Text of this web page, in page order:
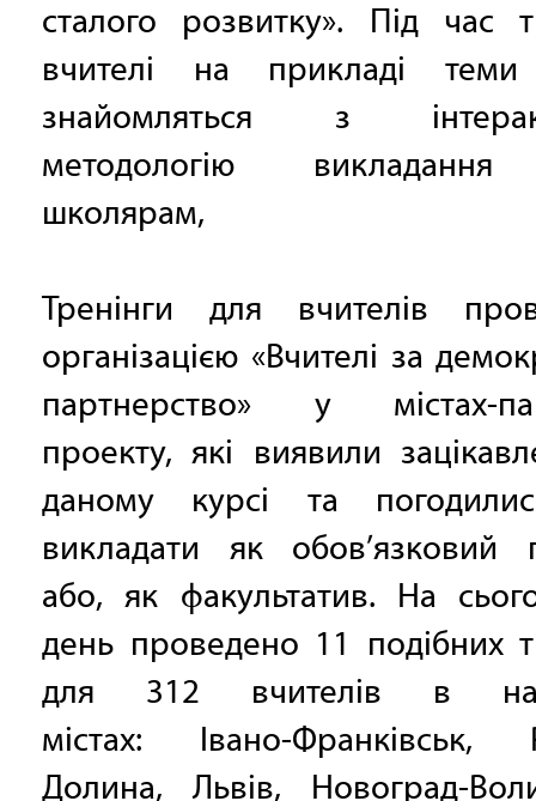
сталого розвитку». Під час
вчителі на прикладі теми
знайомляться з
методологію
школярам,
Тренінги для вчителів
організацією «Вчителі за
партнерство» у містах-
проекту, які виявили
даному курсі та
викладати як обов’язковий
або, як факультатив. На
день проведено 11 подібних
для 312 вчителів в
містах: Івано-Франківськ,
Долина, Львів, Новоград-